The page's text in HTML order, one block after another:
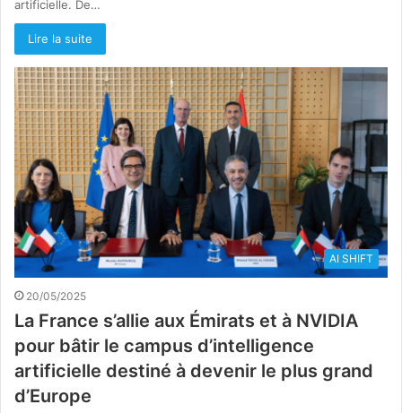
artificielle. De…
Lire la suite
AI SHIFT
20/05/2025
La France s’allie aux Émirats et à NVIDIA
pour bâtir le campus d’intelligence
artificielle destiné à devenir le plus grand
d’Europe